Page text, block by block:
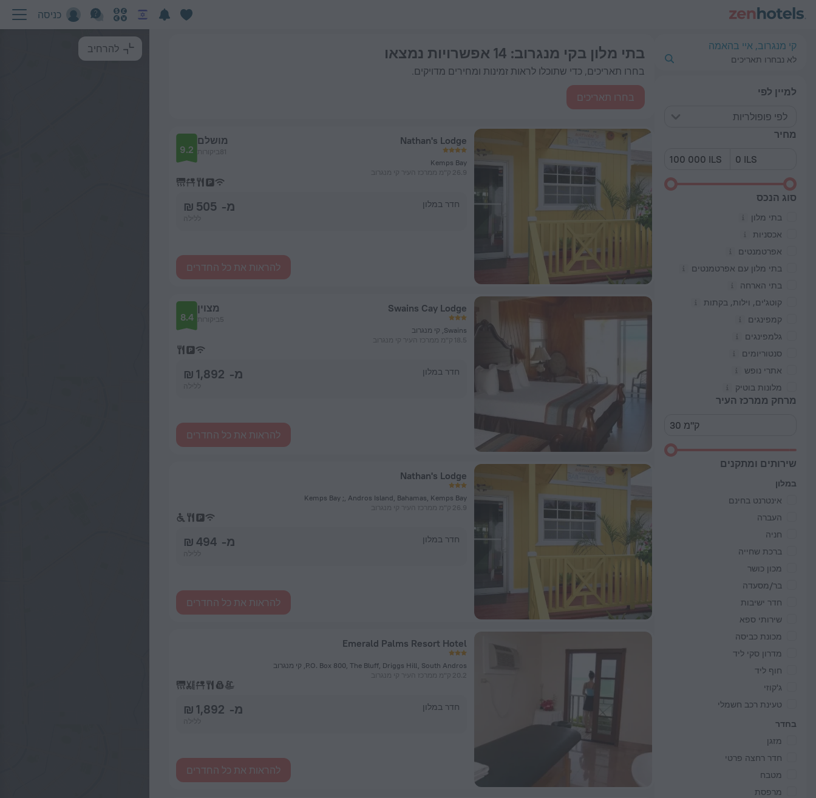
כניסה
קי מנגרוב, איי בהאמה
לא נבחרו תאריכים
למיין לפי
לפי פופולריות
מחיר
סוג הנכס
בתי מלון
אכסניות
אפרטמנטים
בתי מלון עם אפרטמנטים
בתי הארחה
קוטג'ים, וילות, בקתות
קמפינגים
גלמפינגים
סנטוריומים
אתרי נופש
מלונות בוטיק
מרחק ממרכז העיר
שירותים ומתקנים
במלון
אינטרנט בחינם
העברה
חניה
ברכת שחייה
מכון כושר
בר/מסעדה
חדר ישיבות
שירותי ספא
מכונת כביסה
מדרון סקי ליד
חוף ליד
ג'קוזי
טעינת רכב חשמלי
בחדר
מזגן
חדר רחצה פרטי
מטבח
מרפסת
בתי מלון בקי מנגרוב: 14 אפשרויות נמצאו
בחרו תאריכים, כדי שתוכלו לראות זמינות ומחירים מדויקים.
בחרו תאריכים
Nathan's Lodge
Kemps Bay
26.9 ק"מ ממרכז העיר קי מנגרוב
מושלם
81ביקורות 9.2
חדר במלון מ- 505 ₪
להראות את כל החדרים
Swains Cay Lodge
Swains, קי מנגרוב
18.5 ק"מ ממרכז העיר קי מנגרוב
מצוין
5ביקורות 8.4
חדר במלון מ- 1,892 ₪
להראות את כל החדרים
Nathan's Lodge
Kemps Bay ;, Andros Island, Bahamas, Kemps Bay
26.9 ק"מ ממרכז העיר קי מנגרוב
חדר במלון מ- 494 ₪
להראות את כל החדרים
Emerald Palms Resort Hotel
P.O. Box 800, The Bluff, Driggs Hill, South Andros, קי מנגרוב
20.2 ק"מ ממרכז העיר קי מנגרוב
חדר במלון מ- 1,892 ₪
להראות את כל החדרים
להרחיב